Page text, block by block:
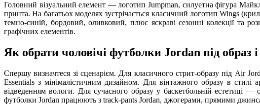
Головний візуальний елемент — логотип Jumpman, силуетна фігура
принта. На багатьох моделях зустрічається класичний логотип Wings
темно-синій, бордовий, оливковий, плюс яскраві сезонні колекції та
графічних елементів.
Як обрати чоловічі футболки Jordan під образ
Спершу визначтеся зі сценарієм. Для класичного стрит-образу під Air
Essentials з мінімалістичним дизайном. Для вінтажного образу в
відведенням вологи. Для сучасного образу у баскетбольній естетиці
футболки Jordan працюють з track-pants Jordan, джогерами, прямими